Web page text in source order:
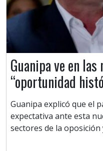
Guanipa ve en
“oportunidad
Guanipa explicó que el
expectativa ante esta
sectores de la oposición